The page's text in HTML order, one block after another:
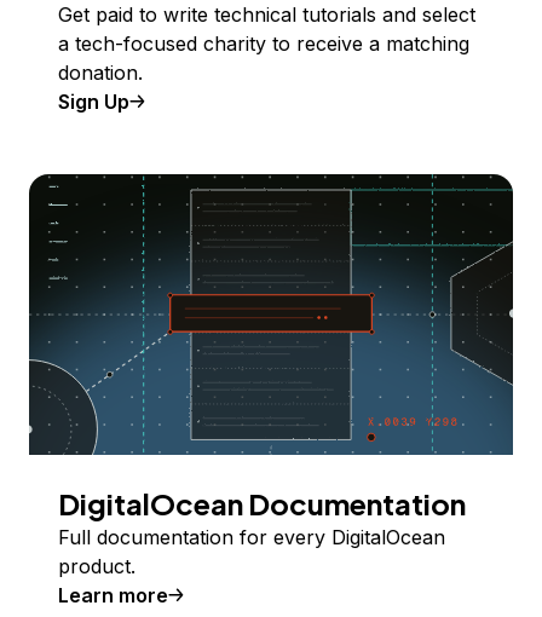
Get paid to write technical tutorials and select
a tech-focused charity to receive a matching
donation.
Sign Up
DigitalOcean Documentation
Full documentation for every DigitalOcean
product.
Learn more